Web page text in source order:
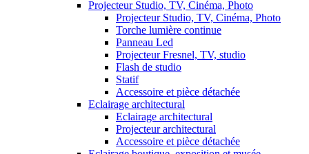
Projecteur Studio, TV, Cinéma, Photo
Projecteur Studio, TV, Cinéma, Photo
Torche lumière continue
Panneau Led
Projecteur Fresnel, TV, studio
Flash de studio
Statif
Accessoire et pièce détachée
Eclairage architectural
Eclairage architectural
Projecteur architectural
Accessoire et pièce détachée